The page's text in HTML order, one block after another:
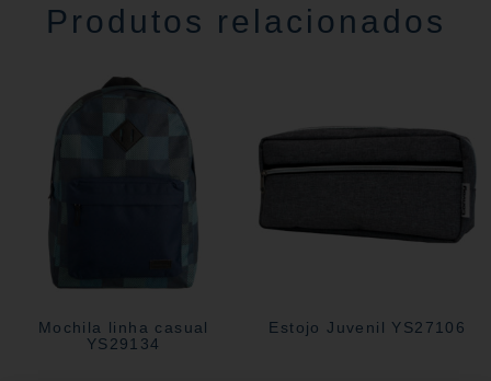
Produtos relacionados
Mochila linha casual
YS29134
Estojo Juvenil YS27106